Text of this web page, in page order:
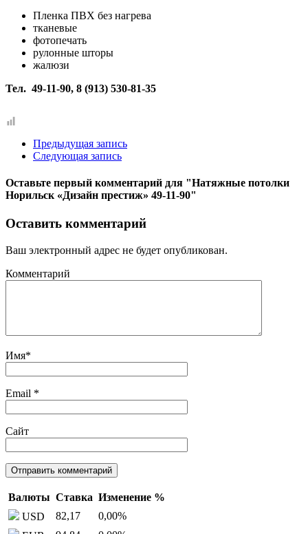
Пленка ПВХ без нагрева
тканевые
фотопечать
рулонные шторы
жалюзи
Тел. 49-11-90, 8 (913) 530-81-35
Предыдущая запись
Следующая запись
Оставьте первый комментарий для "Натяжные потолки
Норильск «Дизайн престиж» 49-11-90"
Оставить комментарий
Ваш электронный адрес не будет опубликован.
Комментарий
Имя*
Email *
Сайт
Валюты Ставка Изменение %
USD
82,17 0,00%